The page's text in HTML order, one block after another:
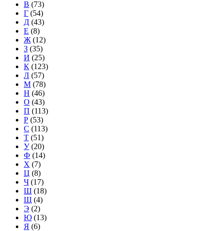
В (73)
Г (54)
Д (43)
Е (8)
Ж (12)
З (35)
И (25)
К (123)
Л (57)
М (78)
Н (46)
О (43)
П (113)
Р (53)
С (113)
Т (51)
У(20)
Ф (14)
Х (7)
Ц (8)
Ч (17)
Ш (18)
Щ (4)
Э (2)
Ю (13)
Я (6)